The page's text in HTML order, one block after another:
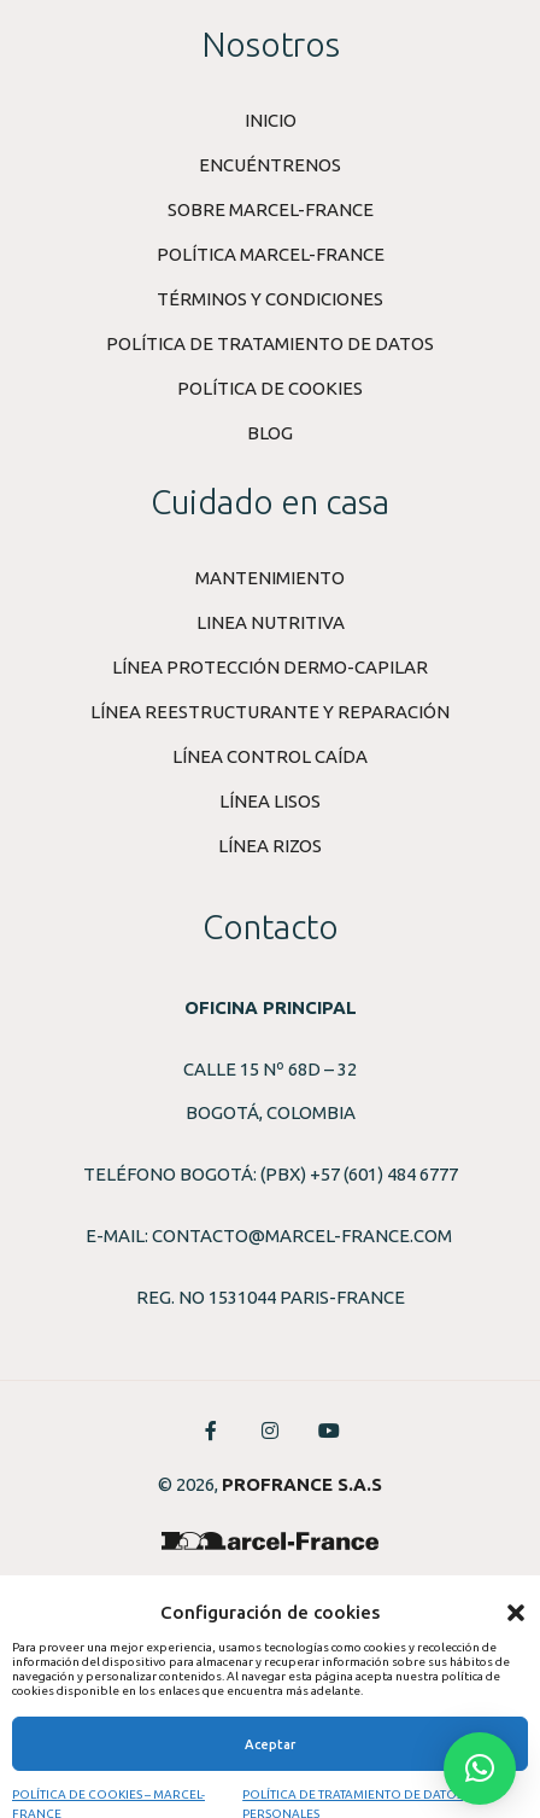
Configuración de cookies
Para proveer una mejor experiencia, usamos tecnologías como cookies y recolección de
información del dispositivo para almacenar y recuperar información sobre sus hábitos de
navegación y personalizar contenidos. Al navegar esta página acepta nuestra política de
cookies disponible en los enlaces que encuentra más adelante.
Aceptar
POLÍTICA DE COOKIES – MARCEL-
FRANCE
POLÍTICA DE TRATAMIENTO DE DATOS
PERSONALES
Nosotros
INICIO
ENCUÉNTRENOS
SOBRE MARCEL-FRANCE
POLÍTICA MARCEL-FRANCE
TÉRMINOS Y CONDICIONES
POLÍTICA DE TRATAMIENTO DE DATOS
POLÍTICA DE COOKIES
BLOG
Cuidado en casa
MANTENIMIENTO
LINEA NUTRITIVA
LÍNEA PROTECCIÓN DERMO-CAPILAR
LÍNEA REESTRUCTURANTE Y REPARACIÓN
LÍNEA CONTROL CAÍDA
LÍNEA LISOS
LÍNEA RIZOS
Contacto
OFICINA PRINCIPAL
CALLE 15 Nº 68D – 32
BOGOTÁ, COLOMBIA
TELÉFONO BOGOTÁ: (PBX) +57 (601) 484 6777
E-MAIL: CONTACTO@MARCEL-FRANCE.COM
REG. NO 1531044 PARIS-FRANCE
© 2026, PROFRANCE S.A.S
Registro
Inicio de